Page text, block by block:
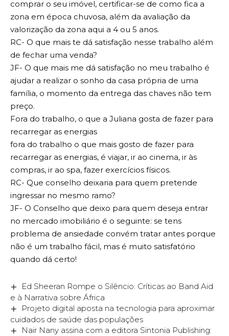
comprar o seu imóvel, certificar-se de como fica a
zona em época chuvosa, além da avaliação da
valorização da zona aqui a 4 ou 5 anos.
RC- O que mais te dá satisfação nesse trabalho além
de fechar uma venda?
JF- O que mais me dá satisfação no meu trabalho é
ajudar a realizar o sonho da casa própria de uma
família, o momento da entrega das chaves não tem
preço.
Fora do trabalho, o que a Juliana gosta de fazer para
recarregar as energias
fora do trabalho o que mais gosto de fazer para
recarregar as energias, é viajar, ir ao cinema, ir às
compras, ir ao spa, fazer exercícios físicos.
RC- Que conselho deixaria para quem pretende
ingressar no mesmo ramo?
JF- O Conselho que deixo para quem deseja entrar
no mercado imobiliário é o seguinte: se tens
problema de ansiedade convém tratar antes porque
não é um trabalho fácil, mas é muito satisfatório
quando dá certo!
Ed Sheeran Rompe o Silêncio: Críticas ao Band Aid
e à Narrativa sobre África
Projeto digital aposta na tecnologia para aproximar
cuidados de saúde das populações
Nair Nany assina com a editora Sintonia Publishing: